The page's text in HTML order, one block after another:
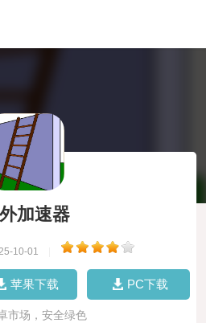
加速器
10-01
苹果下载 PC下载
市场，安全绿色